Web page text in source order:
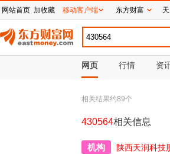
网页 行情 资
相关结果约89个
430564相关信息
机构 陕西天润科技
网站首页 加收藏 移动客户端 东方财富